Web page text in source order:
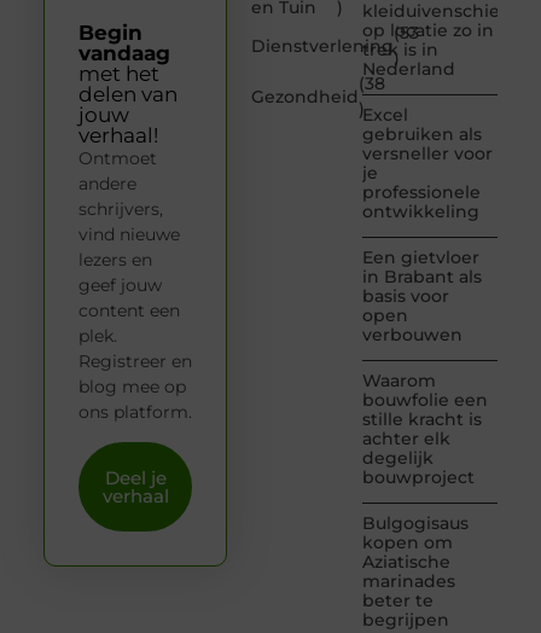
en Tuin
)
Dienstverlening
(53
)
Gezondheid
(38
)
kleiduivenschieten
op locatie zo in
trek is in
Nederland
Excel
gebruiken als
versneller voor
je
professionele
ontwikkeling
Een gietvloer
in Brabant als
basis voor
open
verbouwen
Waarom
bouwfolie een
stille kracht is
achter elk
degelijk
bouwproject
Bulgogisaus
kopen om
Aziatische
marinades
beter te
begrijpen
Begin
vandaag
met het
delen van
jouw
verhaal!
Ontmoet
andere
schrijvers,
vind nieuwe
lezers en
geef jouw
content een
plek.
Registreer en
blog mee op
ons platform.
Deel je
verhaal